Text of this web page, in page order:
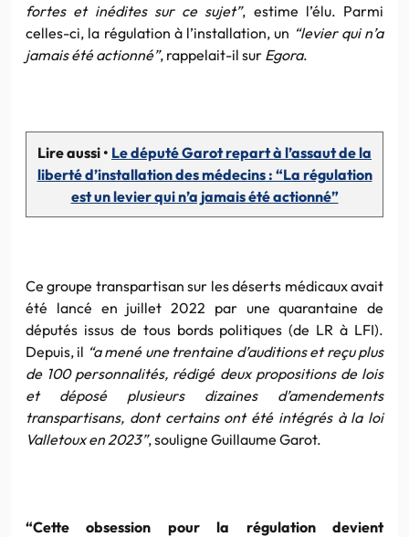
fortes et inédites sur ce sujet”, estime l’élu. Parmi
celles-ci, la régulation à l’installation, un “levier qui n’a
jamais été actionné”, rappelait-il sur Egora.
Lire aussi • Le député Garot repart à l’assaut de la
liberté d’installation des médecins : “La régulation
est un levier qui n’a jamais été actionné”
Ce groupe transpartisan sur les déserts médicaux avait
été lancé en juillet 2022 par une quarantaine de
députés issus de tous bords politiques (de LR à LFI).
Depuis, il “a mené une trentaine d’auditions et reçu plus
de 100 personnalités, rédigé deux propositions de lois
et déposé plusieurs dizaines d’amendements
transpartisans, dont certains ont été intégrés à la loi
Valletoux en 2023”, souligne Guillaume Garot.
“Cette obsession pour la régulation devient